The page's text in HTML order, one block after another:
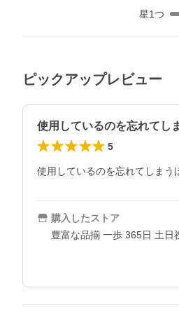
星1つ
ピックアップレビュー
使用しているのを忘れてし
5
使用しているのを忘れてしまう
購入したストア
豊富な品揃 一歩 365日 土日